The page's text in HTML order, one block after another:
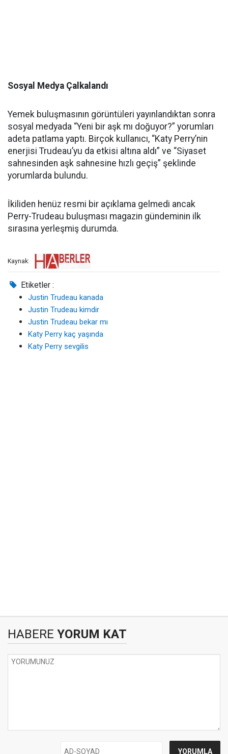
Sosyal Medya Çalkalandı
Yemek buluşmasının görüntüleri yayınlandıktan sonra
sosyal medyada “Yeni bir aşk mı doğuyor?” yorumları
adeta patlama yaptı. Birçok kullanıcı, “Katy Perry’nin
enerjisi Trudeau’yu da etkisi altına aldı” ve “Siyaset
sahnesinden aşk sahnesine hızlı geçiş” şeklinde
yorumlarda bulundu.
İkiliden henüz resmi bir açıklama gelmedi ancak
Perry-Trudeau buluşması magazin gündeminin ilk
sırasına yerleşmiş durumda.
Kaynak:
Etiketler :
Justin Trudeau kanada
Justin Trudeau kimdir
Justin Trudeau bekar mı
Katy Perry kaç yaşında
Katy Perry sevgilis
HABERE YORUM KAT